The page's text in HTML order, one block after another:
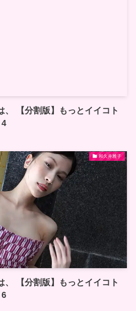
、 【分割版】もっとイイコト
和久井雅子
、 【分割版】もっとイイコト